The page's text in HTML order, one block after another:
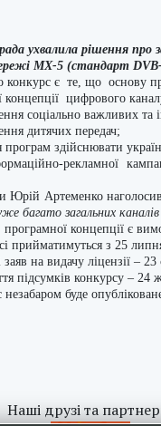
ухвалила рішення про
МХ-5 (стандарт
є те, що основу
цифрового
соціально важливих
дитячих передач;
програм здійснювати
рекламної
Юрій Артеменко
багато загальних
концепції є
прийматимуться з 25
на видачу ліцензії –
підсумків конкурсу – 24
буде
Наші друзі та